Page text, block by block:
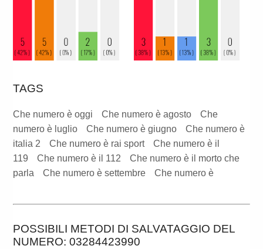
TAGS
Che numero è oggi Che numero è agosto
Che
numero è luglio
Che numero è giugno
Che numero è
italia 2
Che numero è rai sport
Che numero è il
119
Che numero è il 112
Che numero è il morto che
parla
Che numero è settembre Che numero è
POSSIBILI METODI DI SALVATAGGIO DEL
NUMERO: 03284423990